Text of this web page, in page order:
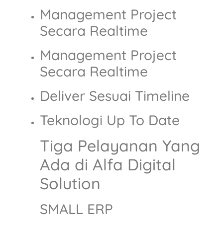
Management Project
Secara Realtime
Management Project
Secara Realtime
Deliver Sesuai Timeline
Teknologi Up To Date
Tiga Pelayanan Yang
Ada di Alfa Digital
Solution
SMALL ERP